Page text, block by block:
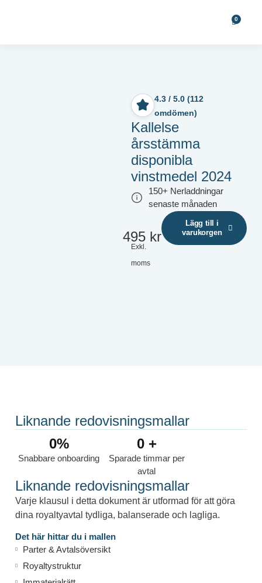
0
4.3 / 5.0 (112
omdömen)
Kallelse
årsstämma
disponibla
vinstmedel 2024
150+ Nerladdningar
senaste månaden
495 kr
Exkl.
moms
Lägg till i
varukorgen
Liknande redovisningsmallar
Snabbare onboarding
0%
Sparade timmar per
avtal
0 +
Liknande redovisningsmallar
Varje klausul i detta dokument är utformad för att göra
dina royaltyavtal tydliga, balanserade och lagliga.
Det här hittar du i mallen
Parter & Avtalsöversikt
Royaltystruktur